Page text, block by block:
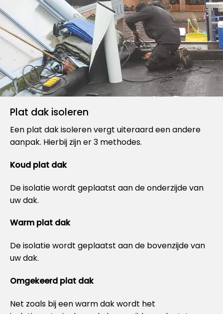
Plat dak isoleren
Een plat dak isoleren vergt uiteraard een andere
aanpak. Hierbij zijn er 3 methodes.
Koud plat dak
De isolatie wordt geplaatst aan de onderzijde van
uw dak.
Warm plat dak
De isolatie wordt geplaatst aan de bovenzijde van
uw dak.
Omgekeerd plat dak
Net zoals bij een warm dak wordt het